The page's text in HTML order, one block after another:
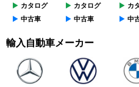
カタログ
中古車
カタログ
中古車
カ
中
輸入自動車メーカー